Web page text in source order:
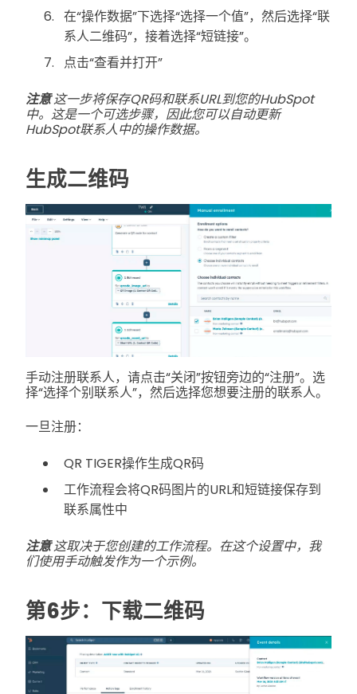
在“操作数据”下选择“选择一个值”，然后选择“联
系人二维码”，接着选择“短链接”。
点击“查看并打开”
注意这一步将保存QR码和联系URL到您的HubSpot
中。这是一个可选步骤，因此您可以自动更新
HubSpot联系人中的操作数据。
生成二维码
手动注册联系人，请点击“关闭”按钮旁边的“注册”。选
择“选择个别联系人”，然后选择您想要注册的联系人。
一旦注册：
QR TIGER操作生成QR码
工作流程会将QR码图片的URL和短链接保存到
联系属性中
注意这取决于您创建的工作流程。在这个设置中，我
们使用手动触发作为一个示例。
第6步：下载二维码